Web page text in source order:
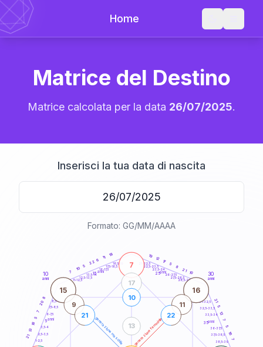
Home
Matrice del Destino
Matrice calcolata per la data 26/07/2025.
Inserisci la tua data di nascita
Formato: GG/MM/AAAA
generazione maschile generazione femminile
10
anni
30
anni
1-2,5
2,5-3,5
3,5-4
6-7,5
7,5-8,5
8,5-9
11-12,5
12,5-13,5
13,5-14
16-17,5
17,5-18,5
18,5-19
21-22,5
22,5-23,5
23,5-24
26-27,5
27,5-28,5
28,5-29
31-32,5
32,5-33,5
33,5-34
36-37,5
37,5-38,5
38,5-39
21
13
18
5
7
20
8
7
10
5
22 6
11
18 19
12
17
5
8
21
10
21
5
12
7
5
16
7
7
15 16
17
10
13
9
21
11
22
5anni
15 anni 25anni
35anni